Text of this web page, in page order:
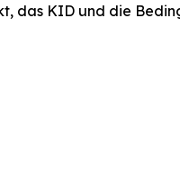
das KID und die